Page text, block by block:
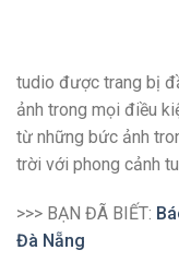
tudio được trang bị
ảnh trong mọi điều
từ những bức ảnh
trời với phong cảnh
>>> BẠN ĐÃ BIẾT:
Đà Nẵng